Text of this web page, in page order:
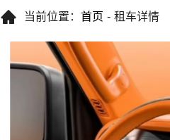
 当前位置： 首页 - 租车详情